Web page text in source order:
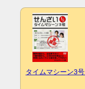
タイムマシーン3